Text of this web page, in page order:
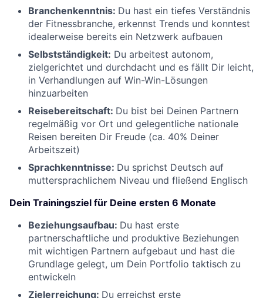
Branchenkenntnis: Du hast ein tiefes Verständnis
der Fitnessbranche, erkennst Trends und konntest
idealerweise bereits ein Netzwerk aufbauen
Selbstständigkeit: Du arbeitest autonom,
zielgerichtet und durchdacht und es fällt Dir leicht,
in Verhandlungen auf Win-Win-Lösungen
hinzuarbeiten
Reisebereitschaft: Du bist bei Deinen Partnern
regelmäßig vor Ort und gelegentliche nationale
Reisen bereiten Dir Freude (ca. 40% Deiner
Arbeitszeit)
Sprachkenntnisse: Du sprichst Deutsch auf
muttersprachlichem Niveau und fließend Englisch
Dein Trainingsziel für Deine ersten 6 Monate
Beziehungsaufbau: Du hast erste
partnerschaftliche und produktive Beziehungen
mit wichtigen Partnern aufgebaut und hast die
Grundlage gelegt, um Dein Portfolio taktisch zu
entwickeln
Zielerreichung: Du erreichst erste